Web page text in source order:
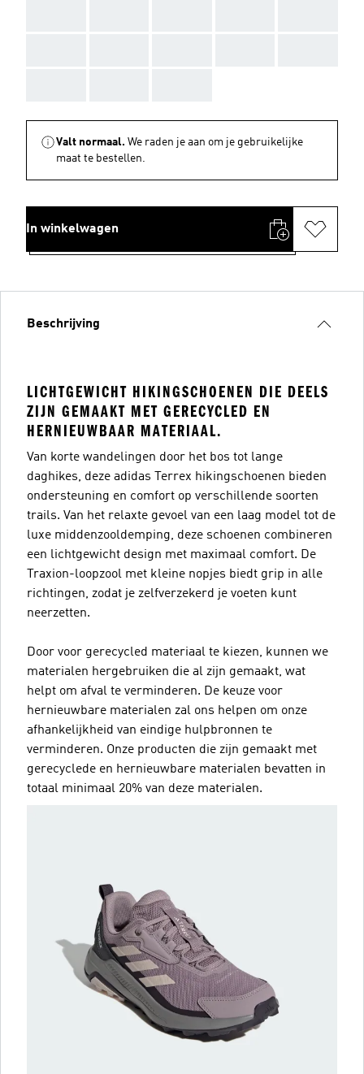
Valt normaal. We raden je aan om je gebruikelijke
maat te bestellen.
In winkelwagen
Beschrijving
LICHTGEWICHT HIKINGSCHOENEN DIE DEELS
ZIJN GEMAAKT MET GERECYCLED EN
HERNIEUWBAAR MATERIAAL.
Van korte wandelingen door het bos tot lange
daghikes, deze adidas Terrex hikingschoenen bieden
ondersteuning en comfort op verschillende soorten
trails. Van het relaxte gevoel van een laag model tot de
luxe middenzooldemping, deze schoenen combineren
een lichtgewicht design met maximaal comfort. De
Traxion-loopzool met kleine nopjes biedt grip in alle
richtingen, zodat je zelfverzekerd je voeten kunt
neerzetten.
Door voor gerecycled materiaal te kiezen, kunnen we
materialen hergebruiken die al zijn gemaakt, wat
helpt om afval te verminderen. De keuze voor
hernieuwbare materialen zal ons helpen om onze
afhankelijkheid van eindige hulpbronnen te
verminderen. Onze producten die zijn gemaakt met
gerecyclede en hernieuwbare materialen bevatten in
totaal minimaal 20% van deze materialen.